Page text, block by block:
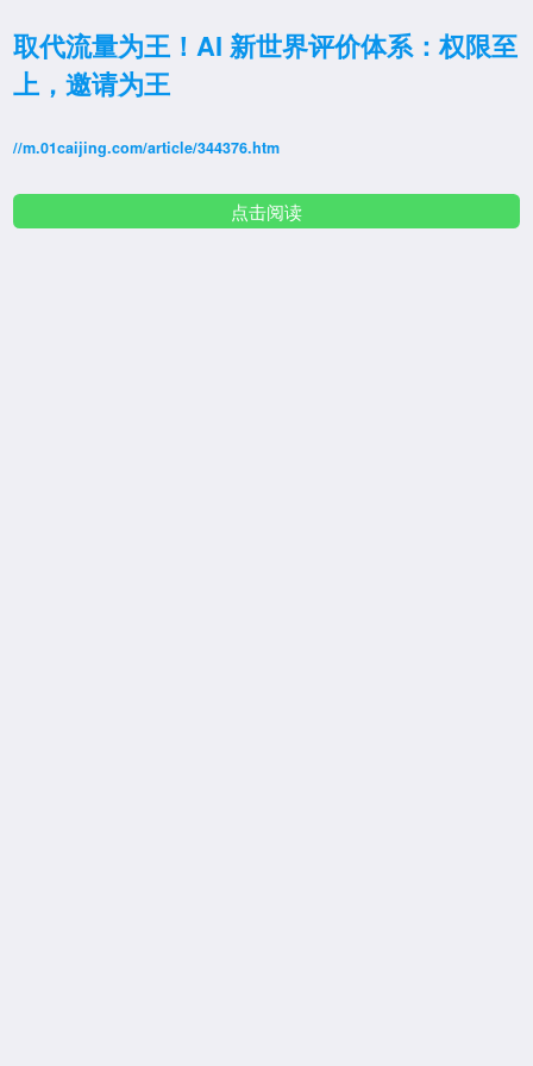
取代流量为王！AI 新世界评价体系：权限至
上，邀请为王
//m.01caijing.com/article/344376.htm
点击阅读